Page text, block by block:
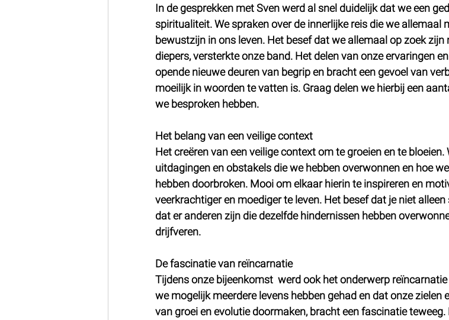
In de gesprekken met Sven werd al snel duidelijk dat we een
spiritualiteit. We spraken over de innerlijke reis die we allemaal
bewustzijn in ons leven. Het besef dat we allemaal op zoek zijn
diepers, versterkte onze band. Het delen van onze ervaringen
opende nieuwe deuren van begrip en bracht een gevoel van
moeilijk in woorden te vatten is. Graag delen we hierbij een
we besproken hebben.
Het belang van een veilige context
Het creëren van een veilige context om te groeien en te bloeien.
uitdagingen en obstakels die we hebben overwonnen en hoe
hebben doorbroken. Mooi om elkaar hierin te inspireren en
veerkrachtiger en moediger te leven. Het besef dat je niet
dat er anderen zijn die dezelfde hindernissen hebben
drijfveren.
De fascinatie van reïncarnatie
Tijdens onze bijeenkomst  werd ook het onderwerp
we mogelijk meerdere levens hebben gehad en dat onze zielen
van groei en evolutie doormaken, bracht een fascinatie